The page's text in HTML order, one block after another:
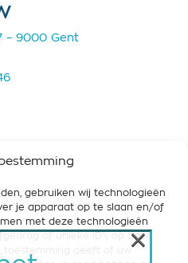
gebruiken wij technologieën
je apparaat op te slaan en/of
met deze technologieën
of unieke ID's op deze
– 9000 Gent
×